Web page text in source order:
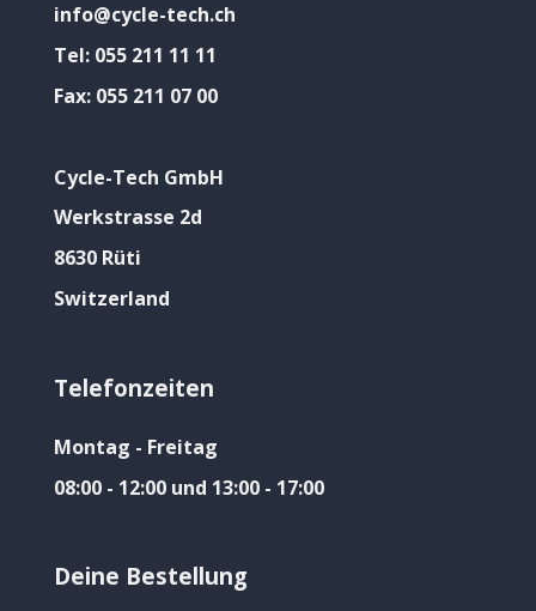
info@cycle-tech.ch
Tel: 055 211 11 11
Fax: 055 211 07 00
Cycle-Tech GmbH
Werkstrasse 2d
8630 Rüti
Switzerland
Telefonzeiten
Montag - Freitag
08:00 - 12:00 und 13:00 - 17:00
Deine Bestellung